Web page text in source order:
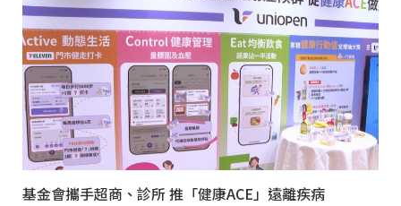
基金會攜手超商、診所 推「健康ACE」遠離疾病